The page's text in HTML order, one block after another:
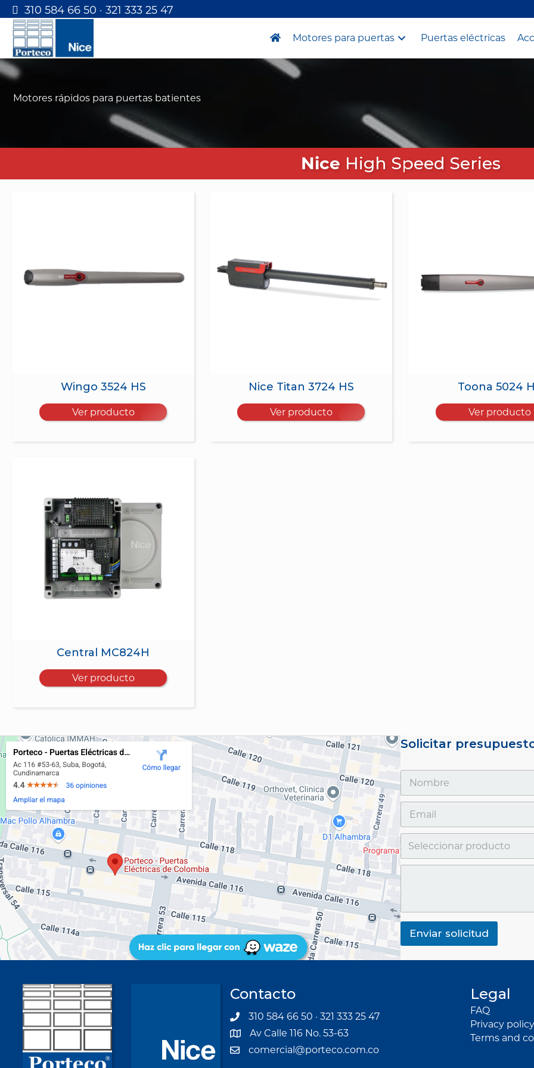
310 584 66 50 · 321 333 25 47
Motores para puertas Puertas eléctricas
Motores rápidos para puertas batientes
Nice High Speed Series
Wingo 3524 HS
Ver producto
Nice Titan 3724 HS
Ver producto
Toona 5024
Ver producto
Central MC824H
Ver producto
Solicitar
Enviar solicitud
Contacto
310 584 66 50 · 321 333 25 47
Av Calle 116 No. 53-63
comercial@porteco.com.co
Legal
FAQ
Privacy policy
Terms and